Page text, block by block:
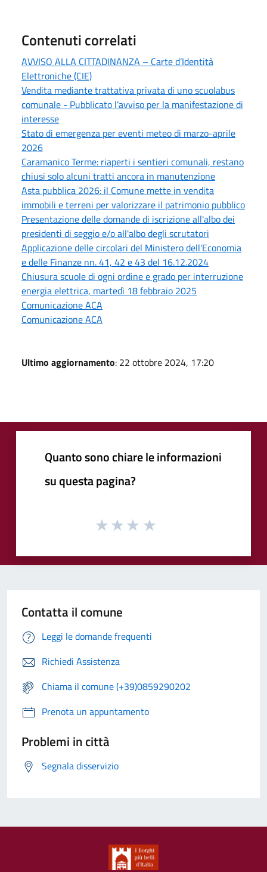
Contenuti correlati
AVVISO ALLA CITTADINANZA – Carte d’Identità
Elettroniche (CIE)
Vendita mediante trattativa privata di uno scuolabus
comunale - Pubblicato l’avviso per la manifestazione di
interesse
Stato di emergenza per eventi meteo di marzo-aprile
2026
Caramanico Terme: riaperti i sentieri comunali, restano
chiusi solo alcuni tratti ancora in manutenzione
Asta pubblica 2026: il Comune mette in vendita
immobili e terreni per valorizzare il patrimonio pubblico
Presentazione delle domande di iscrizione all'albo dei
presidenti di seggio e/o all'albo degli scrutatori
Applicazione delle circolari del Ministero dell'Economia
e delle Finanze nn. 41, 42 e 43 del 16.12.2024
Chiusura scuole di ogni ordine e grado per interruzione
energia elettrica, martedì 18 febbraio 2025
Comunicazione ACA
Comunicazione ACA
Ultimo aggiornamento: 22 ottobre 2024, 17:20
Quanto sono chiare le informazioni
su questa pagina?
Contatta il comune
Leggi le domande frequenti
Richiedi Assistenza
Chiama il comune (+39)0859290202
Prenota un appuntamento
Problemi in città
Segnala disservizio